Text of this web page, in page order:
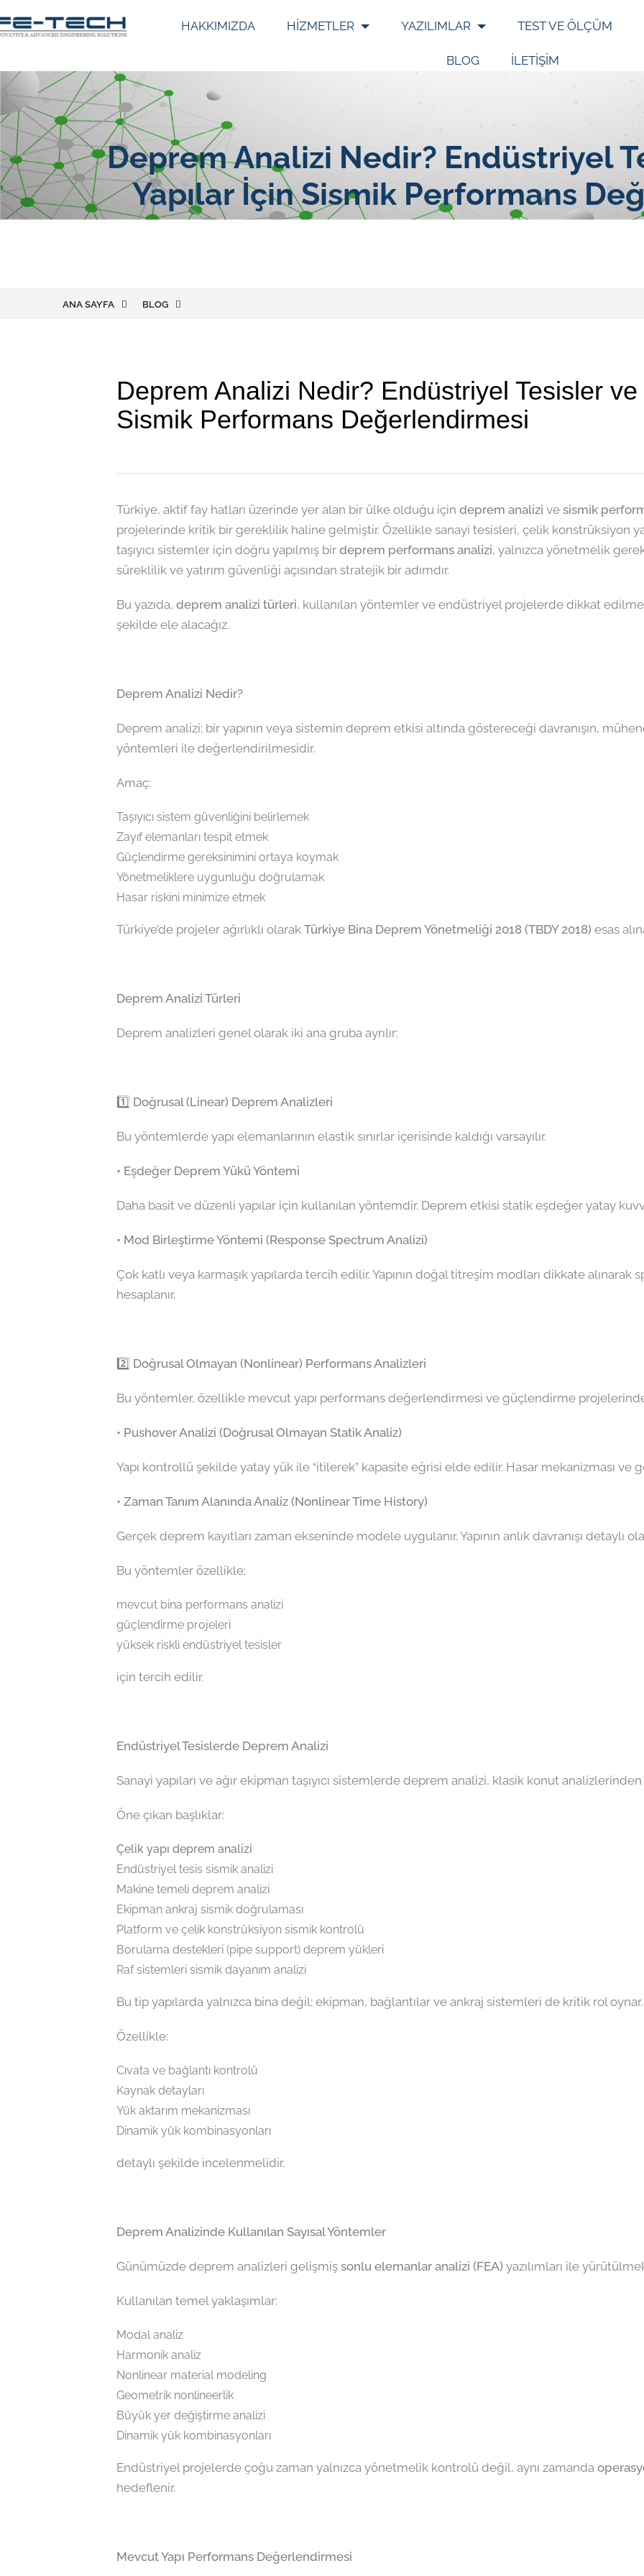
HAKKIMIZDA HİZMETLER YAZILIMLAR TEST VE ÖLÇÜM
BLOG İLETİŞİM
Deprem Analizi Nedir? Endüstriyel
Yapılar İçin Sismik Performans
ANA SAYFA BLOG
Deprem Analizi Nedir? Endüstriyel Tesisler ve
Sismik Performans Değerlendirmesi
Türkiye, aktif fay hatları üzerinde yer alan bir ülke olduğu için deprem analizi ve sismik
projelerinde kritik bir gereklilik haline gelmiştir. Özellikle sanayi tesisleri, çelik konstrüksiyon
taşıyıcı sistemler için doğru yapılmış bir deprem performans analizi, yalnızca yönetmelik
süreklilik ve yatırım güvenliği açısından stratejik bir adımdır.
Bu yazıda, deprem analizi türleri, kullanılan yöntemler ve endüstriyel projelerde dikkat
şekilde ele alacağız.
Deprem Analizi Nedir?
Deprem analizi; bir yapının veya sistemin deprem etkisi altında göstereceği davranışın,
yöntemleri ile değerlendirilmesidir.
Amaç:
Taşıyıcı sistem güvenliğini belirlemek
Zayıf elemanları tespit etmek
Güçlendirme gereksinimini ortaya koymak
Yönetmeliklere uygunluğu doğrulamak
Hasar riskini minimize etmek
Türkiye’de projeler ağırlıklı olarak Türkiye Bina Deprem Yönetmeliği 2018 (TBDY 2018) esas
Deprem Analizi Türleri
Deprem analizleri genel olarak iki ana gruba ayrılır:
1️⃣ Doğrusal (Linear) Deprem Analizleri
Bu yöntemlerde yapı elemanlarının elastik sınırlar içerisinde kaldığı varsayılır.
• Eşdeğer Deprem Yükü Yöntemi
Daha basit ve düzenli yapılar için kullanılan yöntemdir. Deprem etkisi statik eşdeğer yatay
• Mod Birleştirme Yöntemi (Response Spectrum Analizi)
Çok katlı veya karmaşık yapılarda tercih edilir. Yapının doğal titreşim modları dikkate
hesaplanır.
2️⃣ Doğrusal Olmayan (Nonlinear) Performans Analizleri
Bu yöntemler, özellikle mevcut yapı performans değerlendirmesi ve güçlendirme
• Pushover Analizi (Doğrusal Olmayan Statik Analiz)
Yapı kontrollü şekilde yatay yük ile “itilerek” kapasite eğrisi elde edilir. Hasar mekanizması ve
• Zaman Tanım Alanında Analiz (Nonlinear Time History)
Gerçek deprem kayıtları zaman ekseninde modele uygulanır. Yapının anlık davranışı detaylı
Bu yöntemler özellikle:
mevcut bina performans analizi
güçlendirme projeleri
yüksek riskli endüstriyel tesisler
için tercih edilir.
Endüstriyel Tesislerde Deprem Analizi
Sanayi yapıları ve ağır ekipman taşıyıcı sistemlerde deprem analizi, klasik konut analizlerinden
Öne çıkan başlıklar:
Çelik yapı deprem analizi
Endüstriyel tesis sismik analizi
Makine temeli deprem analizi
Ekipman ankraj sismik doğrulaması
Platform ve çelik konstrüksiyon sismik kontrolü
Borulama destekleri (pipe support) deprem yükleri
Raf sistemleri sismik dayanım analizi
Bu tip yapılarda yalnızca bina değil; ekipman, bağlantılar ve ankraj sistemleri de kritik rol oynar.
Özellikle:
Cıvata ve bağlantı kontrolü
Kaynak detayları
Yük aktarım mekanizması
Dinamik yük kombinasyonları
detaylı şekilde incelenmelidir.
Deprem Analizinde Kullanılan Sayısal Yöntemler
Günümüzde deprem analizleri gelişmiş sonlu elemanlar analizi (FEA) yazılımları ile
Kullanılan temel yaklaşımlar:
Modal analiz
Harmonik analiz
Nonlinear material modeling
Geometrik nonlineerlik
Büyük yer değiştirme analizi
Dinamik yük kombinasyonları
Endüstriyel projelerde çoğu zaman yalnızca yönetmelik kontrolü değil, aynı zamanda
hedeflenir.
Mevcut Yapı Performans Değerlendirmesi